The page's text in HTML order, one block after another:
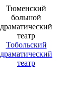
Тюменский
большой
драматический
театр
Тобольский
драматический
театр